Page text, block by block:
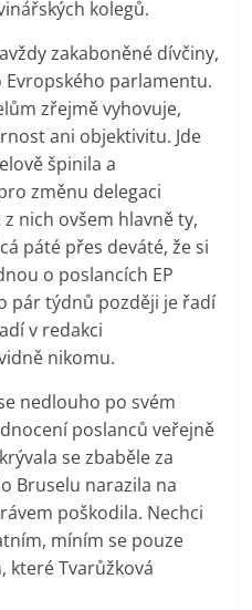
kolegů.
zakaboněné dívčiny,
parlamentu.
zřejmě vyhovuje,
ani objektivitu. Jde
špinila a
změnu delegaci
nich ovšem hlavně ty,
páté přes deváté, že si
o poslancích EP
pár týdnů později je řadí
v redakci
nikomu.
nedlouho po svém
poslanců veřejně
se zbaběle za
Bruselu narazila na
poškodila. Nechci
míním se pouze
Tvarůžková